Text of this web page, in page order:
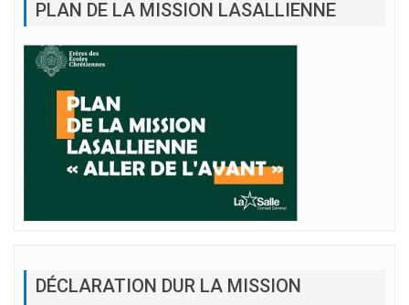
PLAN DE LA MISSION LASALLIENNE
DÉCLARATION DUR LA MISSION